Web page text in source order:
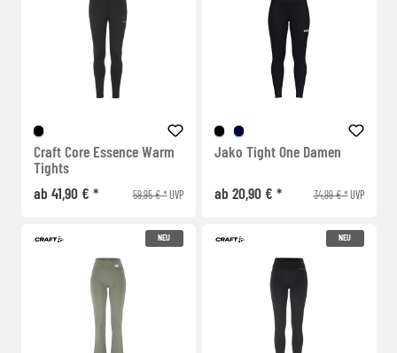
Craft Core Essence Warm
Tights
ab 41,90 € *
59,95 € *UVP
Jako Tight One Damen
ab 20,90 € * 34,99 € *UVP
NEU NEU